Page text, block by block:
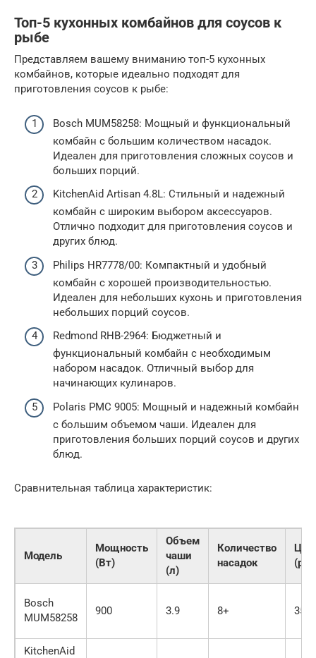
Топ-5 кухонных комбайнов для соусов к
рыбе
Представляем вашему вниманию топ-5 кухонных
комбайнов, которые идеально подходят для
приготовления соусов к рыбе:
Bosch MUM58258: Мощный и функциональный
комбайн с большим количеством насадок.
Идеален для приготовления сложных соусов и
больших порций.
KitchenAid Artisan 4.8L: Стильный и надежный
комбайн с широким выбором аксессуаров.
Отлично подходит для приготовления соусов и
других блюд.
Philips HR7778/00: Компактный и удобный
комбайн с хорошей производительностью.
Идеален для небольших кухонь и приготовления
небольших порций соусов.
Redmond RHB-2964: Бюджетный и
функциональный комбайн с необходимым
набором насадок. Отличный выбор для
начинающих кулинаров.
Polaris PMC 9005: Мощный и надежный комбайн
с большим объемом чаши. Идеален для
приготовления больших порций соусов и других
блюд.
Сравнительная таблица характеристик:
Модель
Мощность
(Вт)
Объем
чаши
(л)
Количество
насадок
Bosch
MUM58258
900 3.9 8+
KitchenAid